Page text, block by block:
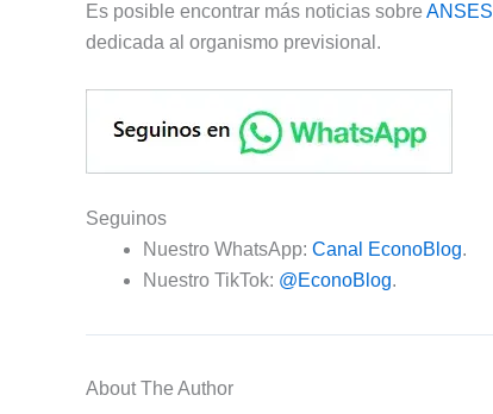
Es posible encontrar más noticias sobre ANSES
dedicada al organismo previsional.
Seguinos
Nuestro WhatsApp: Canal EconoBlog.
Nuestro TikTok: @EconoBlog.
About The Author